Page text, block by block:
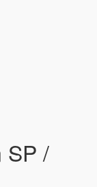
SP /